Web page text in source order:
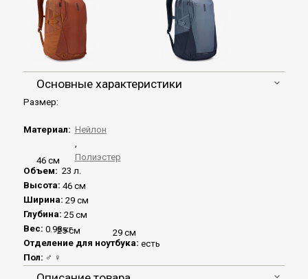
Основные характеристики
46 см
25 см 29 см
Размер:
Материал: Нейлон
Полиэстер
Объем: 23 л.
Высота: 46 см
Ширина: 29 см
Глубина: 25 см
Вес: 0.98 кг
Отделение для ноутбука: есть
Пол: ♂ ♀